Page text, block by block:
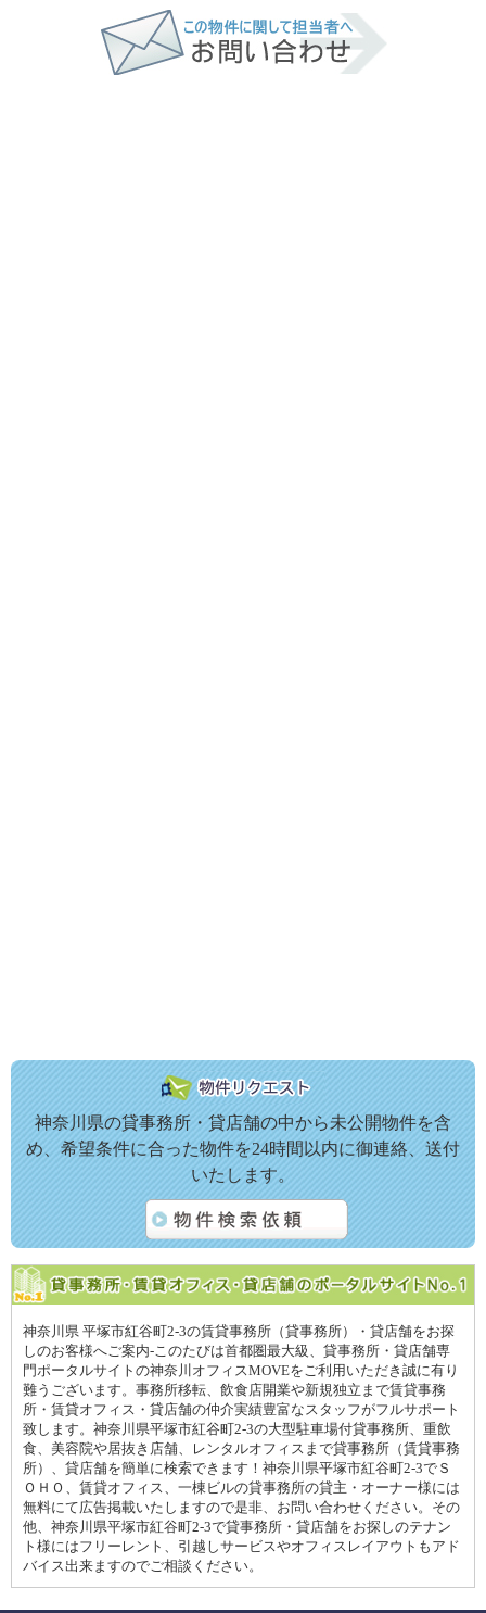
神奈川県の貸事務所・貸店舗の中から未公開物件を含
め、希望条件に合った物件を24時間以内に御連絡、送付
いたします。
神奈川県 平塚市紅谷町2-3の賃貸事務所（貸事務所）・貸店舗をお探
しのお客様へご案内-このたびは首都圏最大級、貸事務所・貸店舗専
門ポータルサイトの神奈川オフィスMOVEをご利用いただき誠に有り
難うございます。事務所移転、飲食店開業や新規独立まで賃貸事務
所・賃貸オフィス・貸店舗の仲介実績豊富なスタッフがフルサポート
致します。神奈川県平塚市紅谷町2-3の大型駐車場付貸事務所、重飲
食、美容院や居抜き店舗、レンタルオフィスまで貸事務所（賃貸事務
所）、貸店舗を簡単に検索できます！神奈川県平塚市紅谷町2-3でＳ
ＯＨＯ、賃貸オフィス、一棟ビルの貸事務所の貸主・オーナー様には
無料にて広告掲載いたしますので是非、お問い合わせください。その
他、神奈川県平塚市紅谷町2-3で貸事務所・貸店舗をお探しのテナン
ト様にはフリーレント、引越しサービスやオフィスレイアウトもアド
バイス出来ますのでご相談ください。